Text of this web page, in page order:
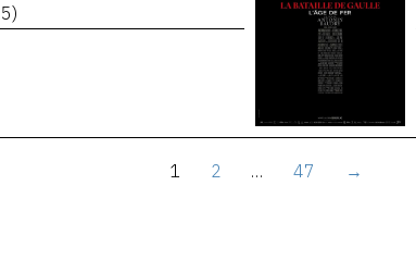
1 2 … 47 →